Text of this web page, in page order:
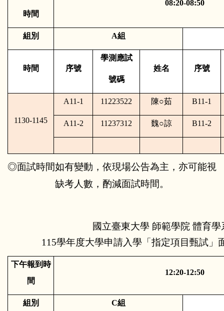
時間
08:20-08:50
組別 A組
時間 序號
學測應試
號碼
姓名 序號
1130-1145
A11-1 11223522 陳○茹 B11-1
A11-2 11237312 魏○諒 B11-2
◎面試時間如有變動，依現場公告為主，亦可能視
缺考人數，酌減面試時間。
國立臺東大學 師範學院 體育學
115學年度大學申請入學「指定項目甄試」
下午報到時
間
12:20-12:50
組別 C組